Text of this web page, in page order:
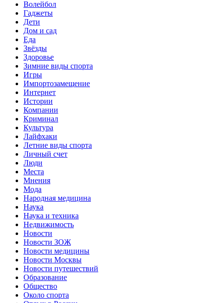
Волейбол
Гаджеты
Дети
Дом и сад
Еда
Звёзды
Здоровье
Зимние виды спорта
Игры
Импортозамещение
Интернет
Истории
Компании
Криминал
Культура
Лайфхаки
Летние виды спорта
Личный счет
Люди
Места
Мнения
Мода
Народная медицина
Наука
Наука и техника
Недвижимость
Новости
Новости ЗОЖ
Новости медицины
Новости Москвы
Новости путешествий
Образование
Общество
Около спорта